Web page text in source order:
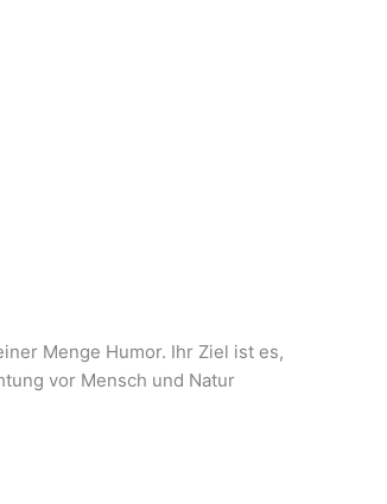
Menge Humor. Ihr Ziel ist es,
vor Mensch und Natur